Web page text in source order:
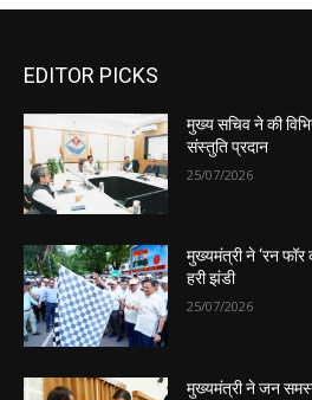
EDITOR PICKS
मुख्य सचिव ने की
संस्तुति प्रदान
25/07/2026
मुख्यमंत्री ने ‘रन फॉर
हरी झंडी
25/07/2026
मुख्यमंत्री ने जन